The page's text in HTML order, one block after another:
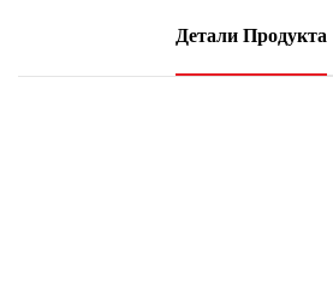
Детали Продукта